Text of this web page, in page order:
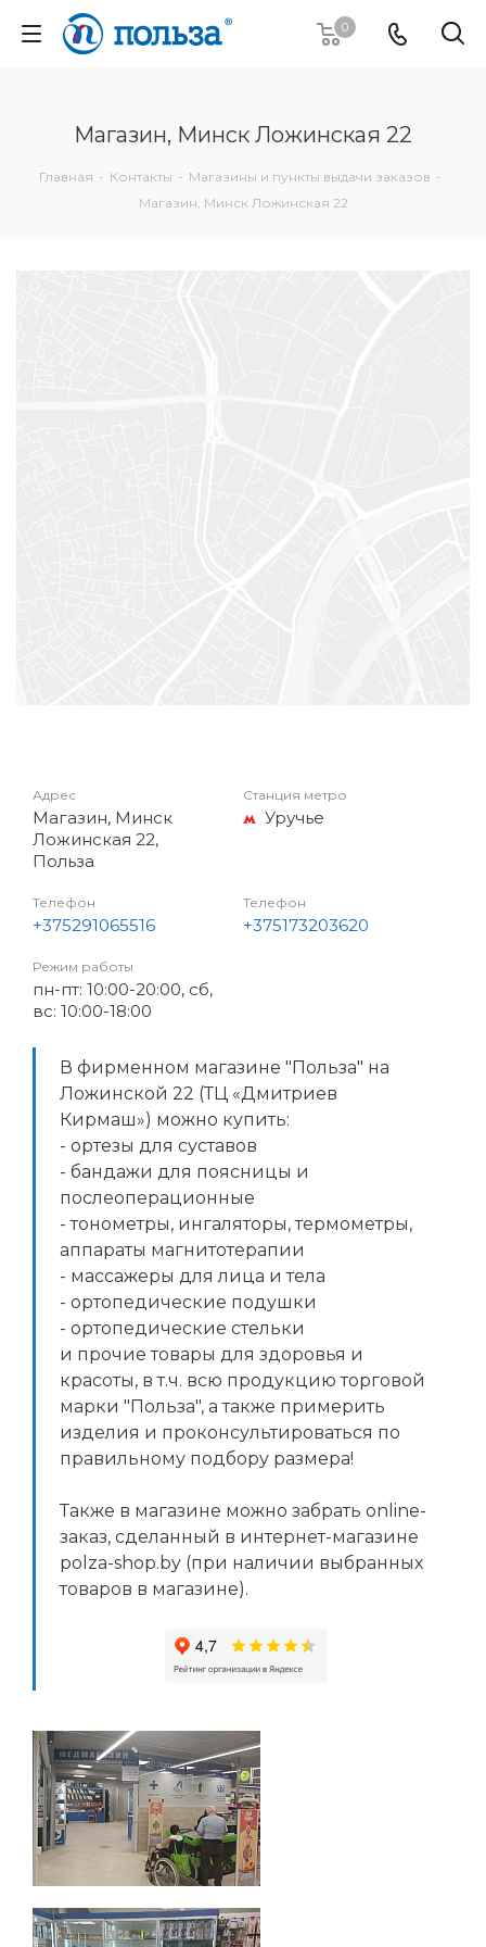
0
Магазин, Минск Ложинская 22
Главная - Контакты - Магазины и пункты выдачи заказов -
Магазин, Минск Ложинская 22
Адрес
Магазин, Минск
Ложинская 22,
Польза
Станция метро
Уручье
Телефон
+375291065516
Телефон
+375173203620
Режим работы
пн-пт: 10:00-20:00, сб,
вс: 10:00-18:00
В фирменном магазине "Польза" на
Ложинской 22 (ТЦ «Дмитриев
Кирмаш») можно купить:
- ортезы для суставов
- бандажи для поясницы и
послеоперационные
- тонометры, ингаляторы, термометры,
аппараты магнитотерапии
- массажеры для лица и тела
- ортопедические подушки
- ортопедические стельки
и прочие товары для здоровья и
красоты, в т.ч. всю продукцию торговой
марки "Польза", а также примерить
изделия и проконсультироваться по
правильному подбору размера!
Также в магазине можно забрать online-
заказ, сделанный в интернет-магазине
polza-shop.by (при наличии выбранных
товаров в магазине).